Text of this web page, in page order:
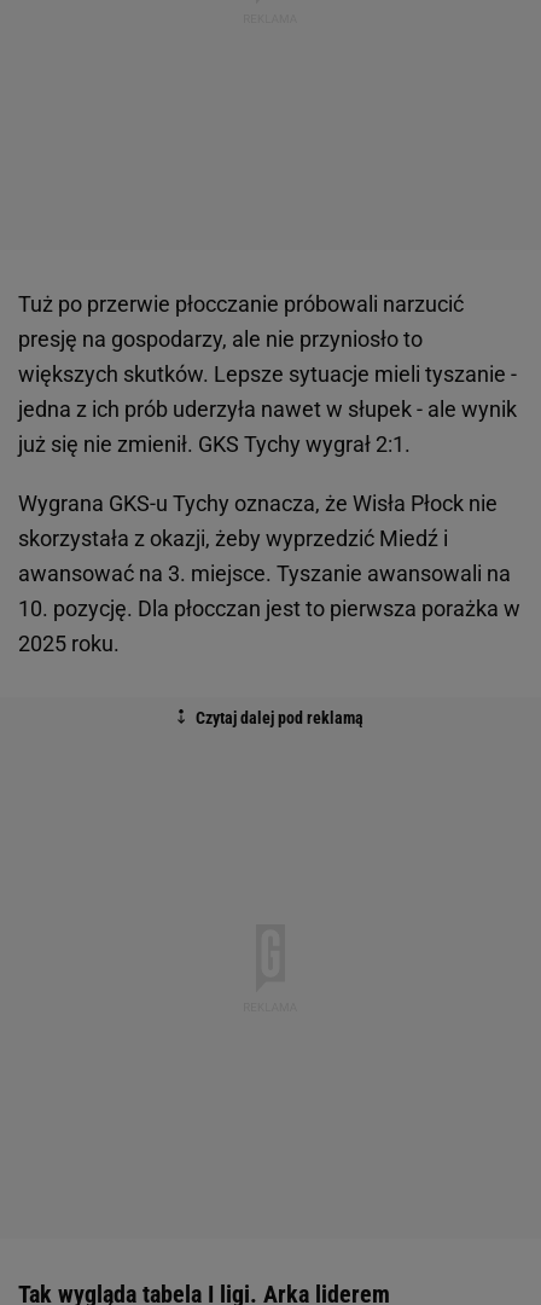
Tuż po przerwie płocczanie próbowali narzucić
presję na gospodarzy, ale nie przyniosło to
większych skutków. Lepsze sytuacje mieli tyszanie -
jedna z ich prób uderzyła nawet w słupek - ale wynik
już się nie zmienił. GKS Tychy wygrał 2:1.
Wygrana GKS-u Tychy oznacza, że Wisła Płock nie
skorzystała z okazji, żeby wyprzedzić Miedź i
awansować na 3. miejsce. Tyszanie awansowali na
10. pozycję. Dla płocczan jest to pierwsza porażka w
2025 roku.
Tak wygląda tabela I ligi. Arka liderem